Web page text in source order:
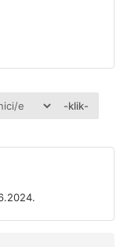
-klik-